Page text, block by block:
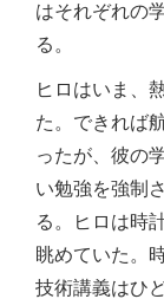
はそれぞれの
る。
ヒロはいま、
た。できれば
ったが、彼の
い勉強を強制
る。ヒロは時
眺めていた。
技術講義はひ